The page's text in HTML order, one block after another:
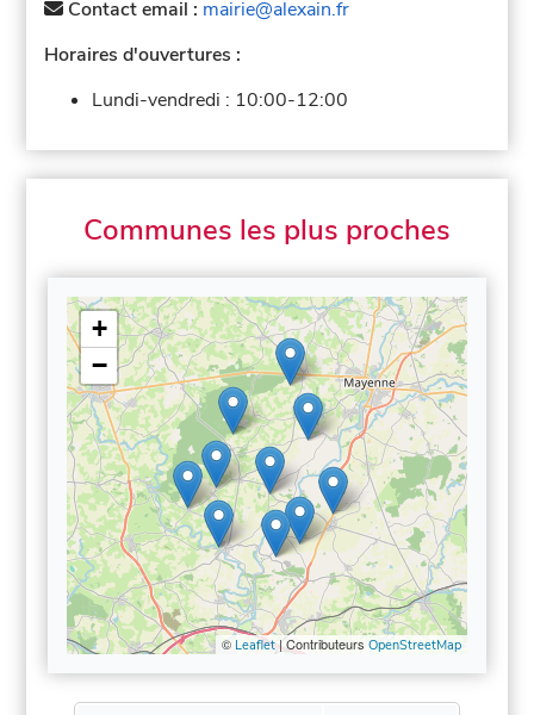
Contact email : mairie@alexain.fr
Horaires d'ouvertures :
Lundi-vendredi : 10:00-12:00
Communes les plus proches
+
−
© Leaflet| Contributeurs OpenStreetMap